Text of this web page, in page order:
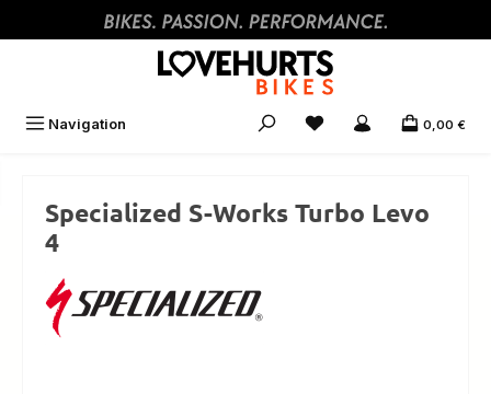
Zum Hauptinhalt springen
Navigation 0,00 €
Specialized S-Works Turbo Levo
4